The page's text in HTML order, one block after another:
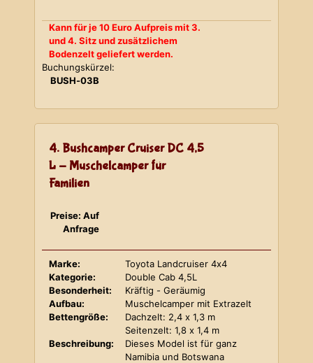
Kann für je 10 Euro Aufpreis mit 3.
und 4. Sitz und zusätzlichem
Bodenzelt geliefert werden.
Buchungskürzel:
BUSH-03B
4. Bushcamper Cruiser DC 4,5
L - Muschelcamper für
Familien
Preise: Auf
Anfrage
Marke:
Toyota Landcruiser 4x4
Kategorie:
Double Cab 4,5L
Besonderheit:
Kräftig - Geräumig
Aufbau:
Muschelcamper mit Extrazelt
Bettengröße:
Dachzelt: 2,4 x 1,3 m
Seitenzelt: 1,8 x 1,4 m
Beschreibung:
Dieses Model ist für ganz
Namibia und Botswana